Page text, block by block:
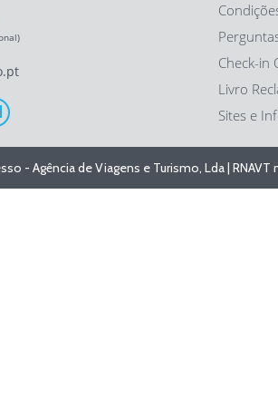
Check-in
Livro
Sites e
- Agência de Viagens e Turismo, Lda |